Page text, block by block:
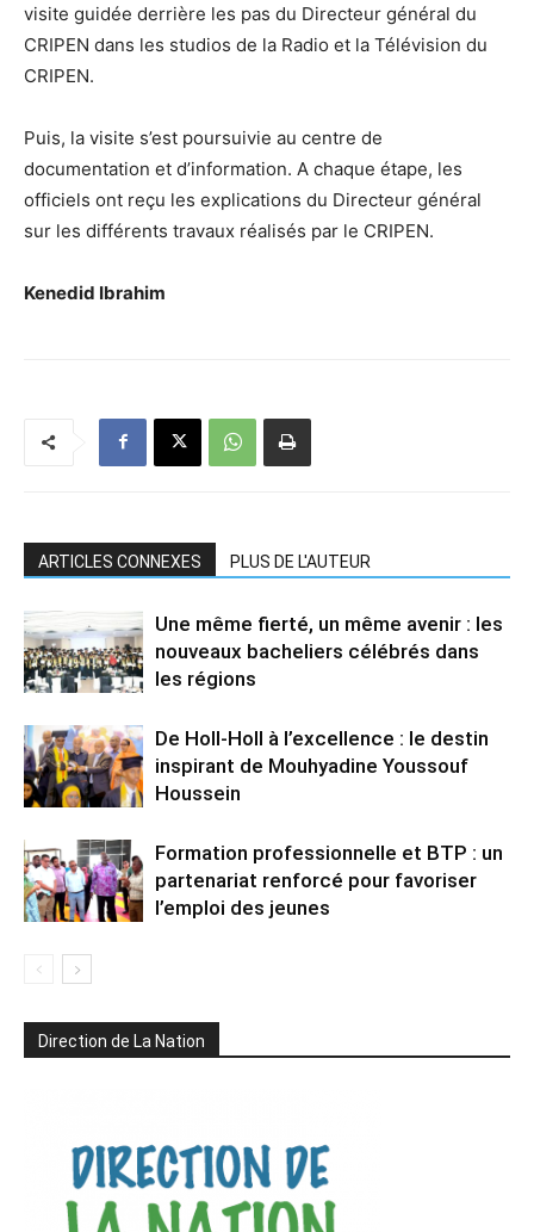
visite guidée derrière les pas du Directeur général du
CRIPEN dans les studios de la Radio et la Télévision du
CRIPEN.
Puis, la visite s’est poursuivie au centre de
documentation et d’information. A chaque étape, les
officiels ont reçu les explications du Directeur général
sur les différents travaux réalisés par le CRIPEN.
Kenedid Ibrahim
ARTICLES CONNEXES PLUS DE L'AUTEUR
Une même fierté, un même avenir : les
nouveaux bacheliers célébrés dans
les régions
De Holl-Holl à l’excellence : le destin
inspirant de Mouhyadine Youssouf
Houssein
Formation professionnelle et BTP : un
partenariat renforcé pour favoriser
l’emploi des jeunes
Direction de La Nation